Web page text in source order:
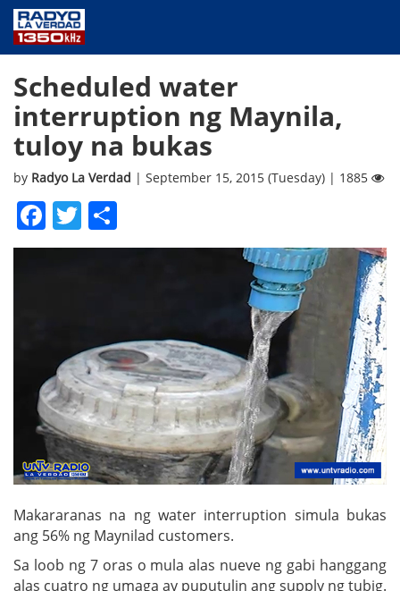
PUBLIC SERVICE
ANNOUNCEMENTS
PROGRAMS
ABOUT
Scheduled water
interruption ng Maynila,
tuloy na bukas
by Radyo La Verdad | September 15, 2015 (Tuesday) | 1885
Facebook
Twitter
Makararanas na ng water interruption simula bukas
ang 56% ng Maynilad customers.
Sa loob ng 7 oras o mula alas nueve ng gabi hanggang
alas cuatro ng umaga ay puputulin ang supply ng tubig.